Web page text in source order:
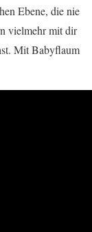
Ebene, die nie
vielmehr mit dir
Mit Babyflaum